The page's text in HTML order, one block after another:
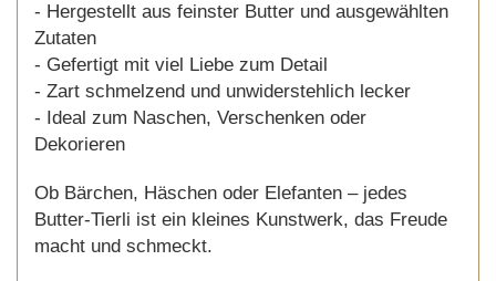
- Hergestellt aus feinster Butter und ausgewählten
Zutaten
- Gefertigt mit viel Liebe zum Detail
- Zart schmelzend und unwiderstehlich lecker
- Ideal zum Naschen, Verschenken oder
Dekorieren
Ob Bärchen, Häschen oder Elefanten – jedes
Butter-Tierli ist ein kleines Kunstwerk, das Freude
macht und schmeckt.